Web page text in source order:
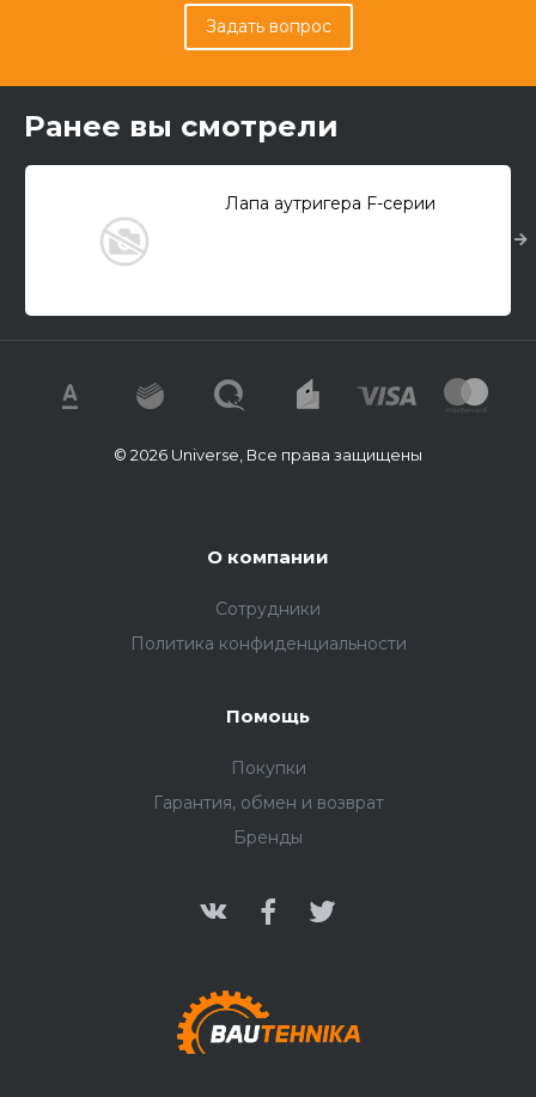
Задать вопрос
Ранее вы смотрели
Лапа аутригера F-серии
© 2026 Universe, Все права защищены
О компании
Сотрудники
Политика конфиденциальности
Помощь
Покупки
Гарантия, обмен и возврат
Бренды